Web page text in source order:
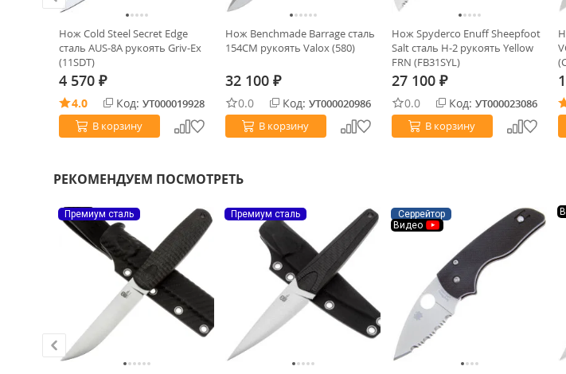
Нож Cold Steel Secret Edge
сталь AUS-8A рукоять Griv-Ex
(11SDT)
4 570 ₽
4.0 Код: УТ000019928
В корзину
Нож Benchmade Barrage сталь
154CM рукоять Valox (580)
32 100 ₽
0.0 Код: УТ000020986
В корзину
Нож Spyderco Enuff Sheepfoot
Salt сталь H-2 рукоять Yellow
FRN (FB31SYL)
27 100 ₽
0.0 Код: УТ000023086
В корзину
РЕКОМЕНДУЕМ ПОСМОТРЕТЬ
Премиум сталь Премиум сталь
Серрейтор
Видео